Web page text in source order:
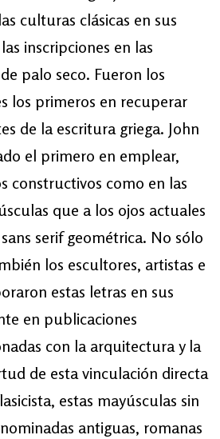
culturas clásicas en sus
inscripciones en las
palo seco. Fueron los
los primeros en recuperar
de la escritura griega. John
el primero en emplear,
constructivos como en las
que a los ojos actuales
serif geométrica. No sólo
los escultores, artistas e
estas letras en sus
en publicaciones
con la arquitectura y la
de esta vinculación directa
estas mayúsculas sin
antiguas, romanas